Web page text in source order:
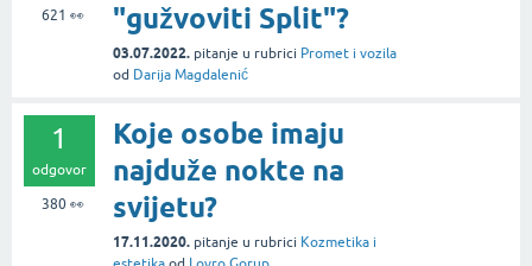
621 👀
"gužvoviti Split"?
03.07.2022. pitanje u rubrici Promet i vozila
od Darija Magdalenić
1
odgovor
380👀
Koje osobe imaju
najduže nokte na
svijetu?
17.11.2020. pitanje u rubrici Kozmetika i